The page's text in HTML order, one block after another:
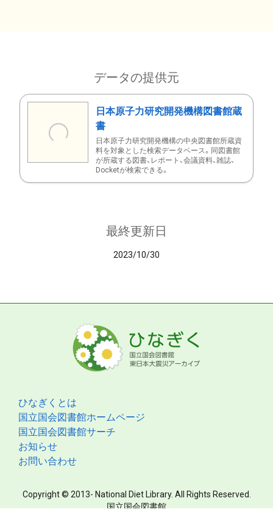
データの提供元
日本原子力研究開発機構図書館蔵
書
日本原子力研究開発機構の中央図書館所蔵資
料を対象とした検索データベース。同図書館
が所蔵する図書、レポート、会議資料、雑誌、
Docketが検索できる。
最終更新日
2023/10/30
ひなぎくとは
国立国会図書館ホームページ
国立国会図書館サーチ
お知らせ
お問い合わせ
Copyright © 2013- National Diet Library. All Rights Reserved.